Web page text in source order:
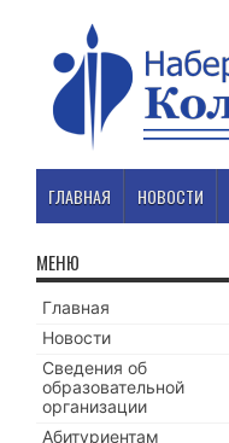
ГЛАВНАЯ НОВОСТИ
МЕНЮ
Главная
Новости
Сведения об
образовательной
организации
Абитуриентам